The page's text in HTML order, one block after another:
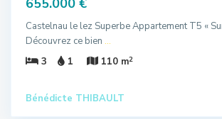
655.000 €
Castelnau le lez Superbe Appartement T5 «
Découvrez ce bien ...
3
1 110 m2
Bénédicte THIBAULT